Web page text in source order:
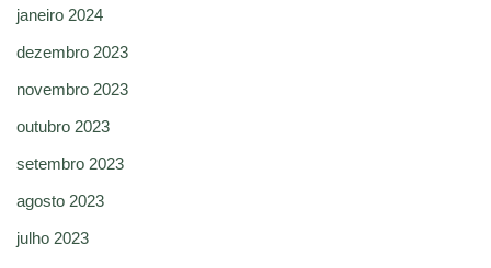
janeiro 2024
dezembro 2023
novembro 2023
outubro 2023
setembro 2023
agosto 2023
julho 2023